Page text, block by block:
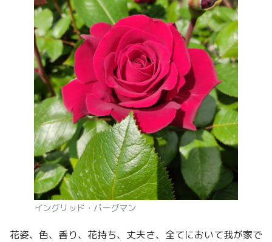
イングリッド・バーグマン
花姿、色、香り、花持ち、丈夫さ、全てにおいて我が家で